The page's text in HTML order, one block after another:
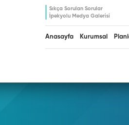
Sıkça Sorulan Sorular
İpekyolu Medya Galerisi
Anasayfa Kurumsal